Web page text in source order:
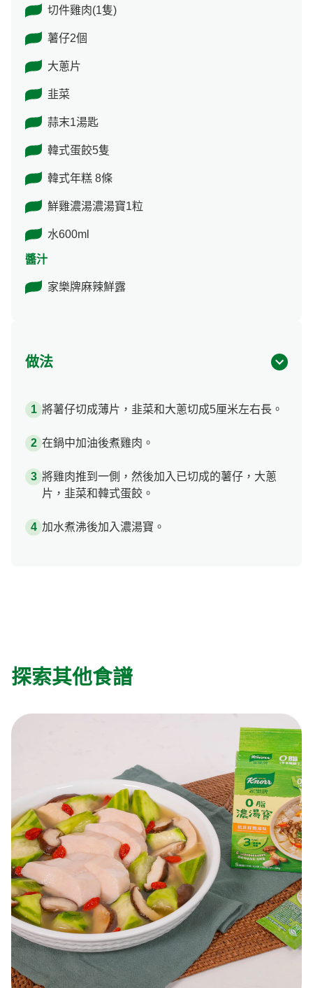
切件雞肉(1隻)
薯仔2個
大蔥片
韭菜
蒜末1湯匙
韓式蛋餃5隻
韓式年糕 8條
鮮雞濃湯濃湯寶1粒
水600ml
醬汁
家樂牌麻辣鮮露
做法
將薯仔切成薄片，韭菜和大蔥切成5厘米左右長。
在鍋中加油後煮雞肉。
將雞肉推到一側，然後加入已切成的薯仔，大蔥
片，韭菜和韓式蛋餃。
加水煮沸後加入濃湯寶。
探索其他食譜